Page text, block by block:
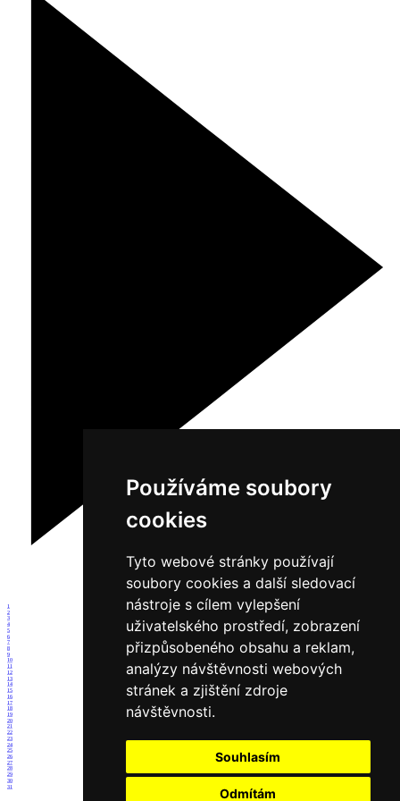
Používáme soubory
cookies
Tyto webové stránky používají
soubory cookies a další sledovací
nástroje s cílem vylepšení
uživatelského prostředí, zobrazení
přizpůsobeného obsahu a reklam,
analýzy návštěvnosti webových
stránek a zjištění zdroje
návštěvnosti.
Souhlasím
Odmítám
1
2
3
4
5
6
7
8
9
10
11
12
13
14
15
16
17
18
19
20
21
22
23
24
25
26
27
28
29
30
31